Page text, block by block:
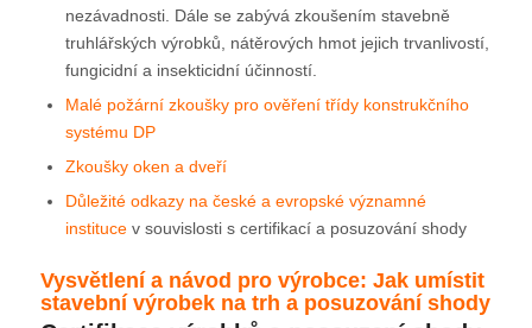
nezávadnosti. Dále se zabývá zkoušením stavebně
truhlářských výrobků, nátěrových hmot jejich trvanlivostí,
fungicidní a insekticidní účinností.
Malé požární zkoušky pro ověření třídy konstrukčního
systému DP
Zkoušky oken a dveří
Důležité odkazy na české a evropské významné
institucev souvislosti s certifikací a posuzování shody
Vysvětlení a návod pro výrobce: Jak umístit
stavební výrobek na trh a posuzování shody